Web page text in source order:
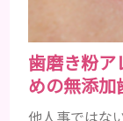
歯磨き粉
めの無添加
他人事ではな